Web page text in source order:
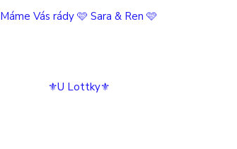
Máme Vás rády 🩷 Sara & Ren 🩷
⚜️U Lottky⚜️